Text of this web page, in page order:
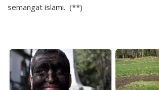
semangat islami. (**)